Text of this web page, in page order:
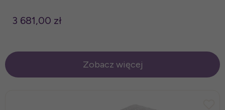
3 681,00 zł
Zobacz więcej